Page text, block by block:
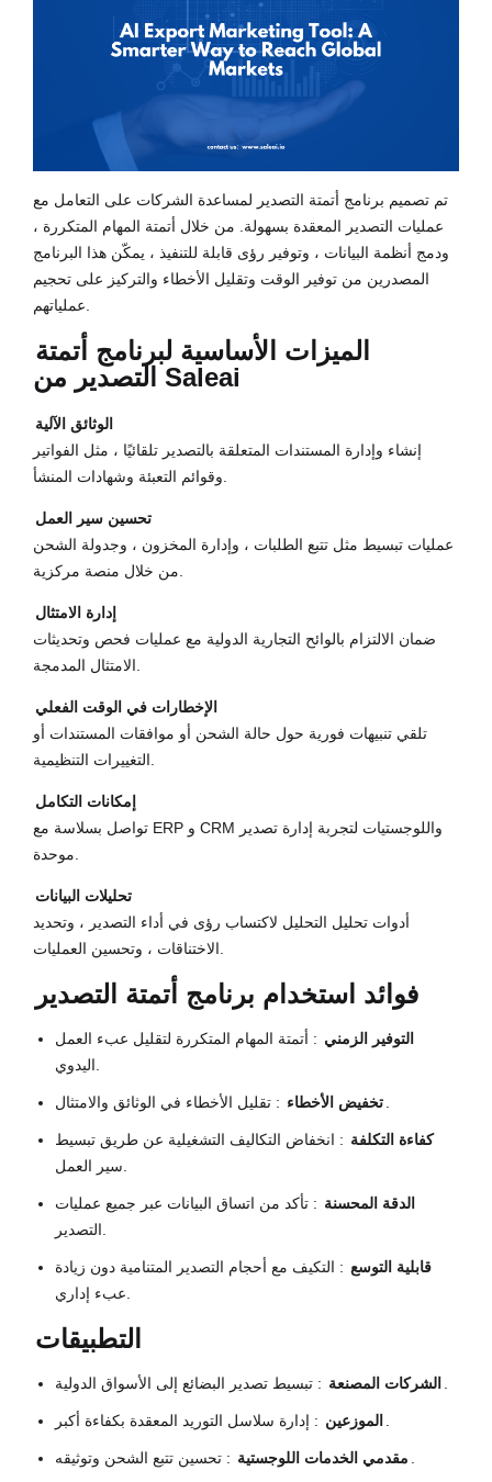
تم تصميم برنامج أتمتة التصدير لمساعدة الشركات على التعامل مع
عمليات التصدير المعقدة بسهولة. من خلال أتمتة المهام المتكررة ،
ودمج أنظمة البيانات ، وتوفير رؤى قابلة للتنفيذ ، يمكّن هذا البرنامج
المصدرين من توفير الوقت وتقليل الأخطاء والتركيز على تحجيم
عملياتهم.
الميزات الأساسية لبرنامج أتمتة
التصدير من Saleai
الوثائق الآلية
إنشاء وإدارة المستندات المتعلقة بالتصدير تلقائيًا ، مثل الفواتير
وقوائم التعبئة وشهادات المنشأ.
تحسين سير العمل
عمليات تبسيط مثل تتبع الطلبات ، وإدارة المخزون ، وجدولة الشحن
من خلال منصة مركزية.
إدارة الامتثال
ضمان الالتزام بالوائح التجارية الدولية مع عمليات فحص وتحديثات
الامتثال المدمجة.
الإخطارات في الوقت الفعلي
تلقي تنبيهات فورية حول حالة الشحن أو موافقات المستندات أو
التغييرات التنظيمية.
إمكانات التكامل
تواصل بسلاسة مع ERP و CRM واللوجستيات لتجربة إدارة تصدير
موحدة.
تحليلات البيانات
أدوات تحليل التحليل لاكتساب رؤى في أداء التصدير ، وتحديد
الاختناقات ، وتحسين العمليات.
فوائد استخدام برنامج أتمتة التصدير
التوفير الزمني : أتمتة المهام المتكررة لتقليل عبء العمل
اليدوي.
تخفيض الأخطاء: تقليل الأخطاء في الوثائق والامتثال.
كفاءة التكلفة : انخفاض التكاليف التشغيلية عن طريق تبسيط
سير العمل.
الدقة المحسنة : تأكد من اتساق البيانات عبر جميع عمليات
التصدير.
قابلية التوسع : التكيف مع أحجام التصدير المتنامية دون زيادة
عبء إداري.
التطبيقات
الشركات المصنعة : تبسيط تصدير البضائع إلى الأسواق الدولية.
الموزعين : إدارة سلاسل التوريد المعقدة بكفاءة أكبر.
مقدمي الخدمات اللوجستية : تحسين تتبع الشحن وتوثيقه.